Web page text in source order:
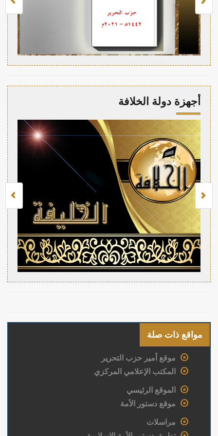
أجهزة دولة الخلافة
مواقع ذات صلة
موقع أمير حزب التحرير
المكتب الإعلامي المركزي
الموقع الرئيسي
موقع دستور الأمة
مراسلات